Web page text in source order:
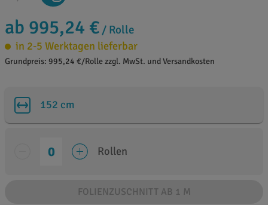
ab 995,24 € / Rolle
in 2-5 Werktagen lieferbar
Grundpreis: 995,24 €/Rolle zzgl. MwSt. und Versandkosten
152 cm
Rollen
FOLIENZUSCHNITT AB 1 M